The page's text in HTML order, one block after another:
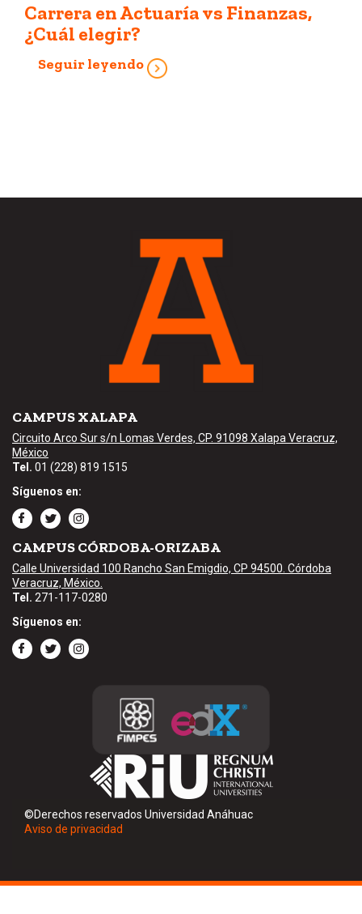
Carrera en Actuaría vs Finanzas,
¿Cuál elegir?
Seguir leyendo
CAMPUS XALAPA
Circuito Arco Sur s/n Lomas Verdes, CP. 91098 Xalapa Veracruz,
México
Tel. 01 (228) 819 1515
Síguenos en:
CAMPUS CÓRDOBA-ORIZABA
Calle Universidad 100 Rancho San Emigdio, CP 94500. Córdoba
Veracruz, México.
Tel. 271-117-0280
Síguenos en:
©Derechos reservados Universidad Anáhuac
Aviso de privacidad